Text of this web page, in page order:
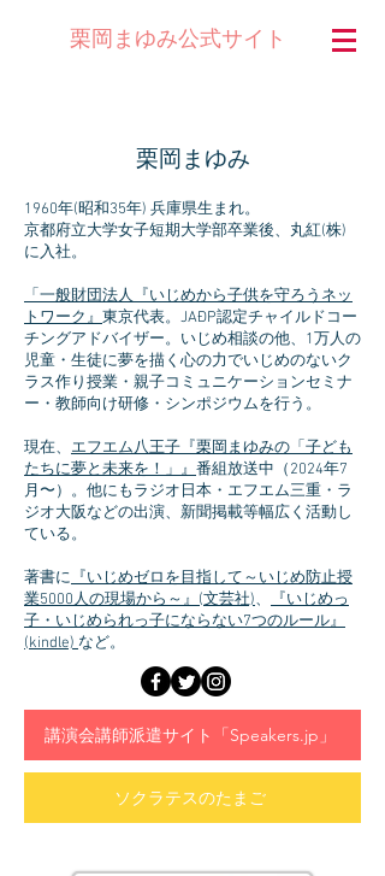
栗岡まゆみ公式サイト
栗岡まゆみ
1960年(昭和35年) 兵庫県生まれ。
京都府立大学女子短期大学部卒業後、丸紅(株)
に入社。
「一般財団法人『いじめから子供を守ろうネッ
トワーク』 東京代表。JAÐP認定チャイルドコー
チングアドバイザー。いじめ相談の他、1万人の
児童・生徒に夢を描く心の力でいじめのないク
ラス作り授業・親子コミュニケーションセミナ
ー・教師向け研修・シンポジウムを行う。
現在、 エフエム八王子『栗岡まゆみの「子ども
たちに夢と未来を！」』 番組放送中（2024年7
月〜）。他にもラジオ日本・エフエム三重・ラ
ジオ大阪などの出演、新聞掲載等幅広く活動し
ている。
著書に 『いじめゼロを目指して～いじめ防止授
業5000人の現場から～』(文芸社)、
『いじめっ
子・いじめられっ子にならない7つのルール』
(kindle) など。
講演会講師派遣サイト「Speakers.jp」
ソクラテスのたまご